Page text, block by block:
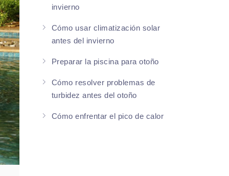
invierno
Cómo usar climatización solar
antes del invierno
Preparar la piscina para otoño
Cómo resolver problemas de
turbidez antes del otoño
Cómo enfrentar el pico de calor